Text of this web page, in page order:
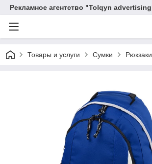
Рекламное агентство "Tolqyn
Товары и услуги Сумки Рюкзаки